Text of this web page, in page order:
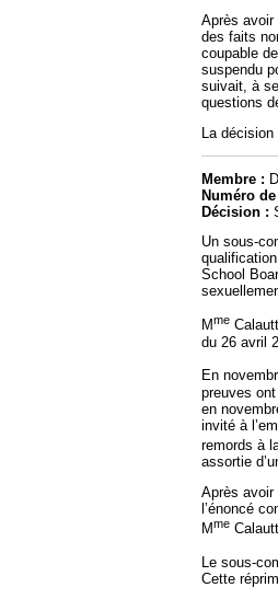
Après avoir
des faits
coupable
suspendu
suivait, à
questions
La
Membre :
Numéro
Décision :
Un sous-
School
Mme
du 26 avril
En
preuves
en
invité à
remords à
assortie
Après avoir
l’énoncé
Mme
Le sous-
Cette